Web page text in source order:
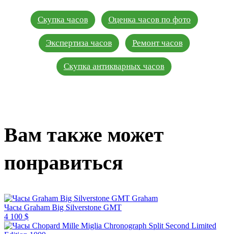
Скупка часов Оценка часов по фото
Экспертиза часов Ремонт часов
Скупка антикварных часов
Вам также может
понравиться
Graham
Часы Graham Big Silverstone GMT
4 100 $